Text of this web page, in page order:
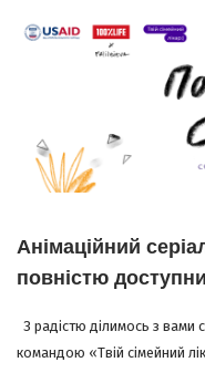
Анімаційний
повністю
З радістю ділимось з
командою «Твій сімейний